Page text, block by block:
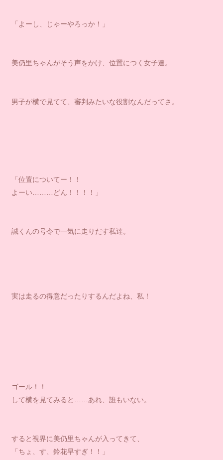
「よーし、じゃーやろっか！」
美仍里ちゃんがそう声をかけ、位置につく女子達。
男子が横で見てて、審判みたいな役割なんだってさ。
「位置についてー！！
よーい………どん！！！！」
誠くんの号令で一気に走りだす私達。
実は走るの得意だったりするんだよね、私！
ゴール！！
して横を見てみると……あれ、誰もいない。
すると視界に美仍里ちゃんが入ってきて、
「ちょ、す、鈴花早すぎ！！」